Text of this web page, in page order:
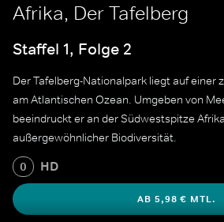
Afrika, Der Tafelberg
Staffel 1, Folge 2
Der Tafelberg-Nationalpark liegt auf einer
am Atlantischen Ozean. Umgeben von
beeindruckt er an der Südwestspitze
außergewöhnlicher Biodiversität.
0 HD
AB 5,98 € MTL.